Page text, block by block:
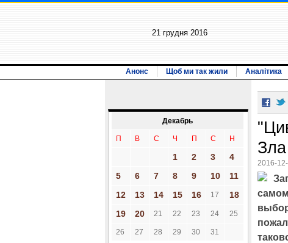
21 грудня 2016
Анонс Щоб ми так жили Аналітика
Декабрь
П В С Ч П С Н
1 2 3
4
5
6 7 8 9 10
11
12
13 14 15 16 17
18
19
20 21 22 23 24 25
26 27 28 29 30 31
Зла
2016-